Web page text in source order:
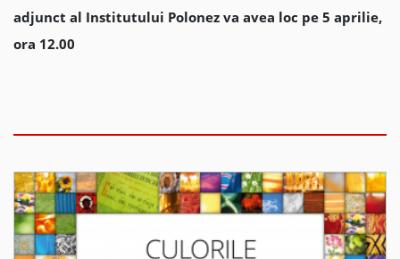
adjunct al Institutului Polonez va avea loc pe 5 aprilie,
ora 12.00